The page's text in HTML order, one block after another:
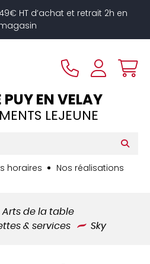
HT d’achat et retrait 2h en
PUY EN VELAY
LEJEUNE
horaires Nos réalisations
Arts de la table
& services Sky